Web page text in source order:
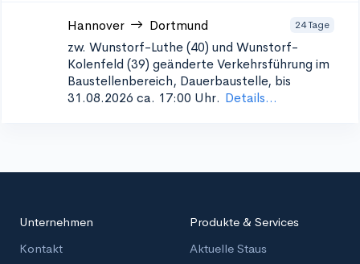
Hannover Dortmund 24 Tage
zw. Wunstorf-Luthe (40) und Wunstorf-
Kolenfeld (39) geänderte Verkehrsführung im
Baustellenbereich, Dauerbaustelle, bis
31.08.2026 ca. 17:00 Uhr. Details...
Unternehmen
Kontakt
Produkte & Services
Aktuelle Staus